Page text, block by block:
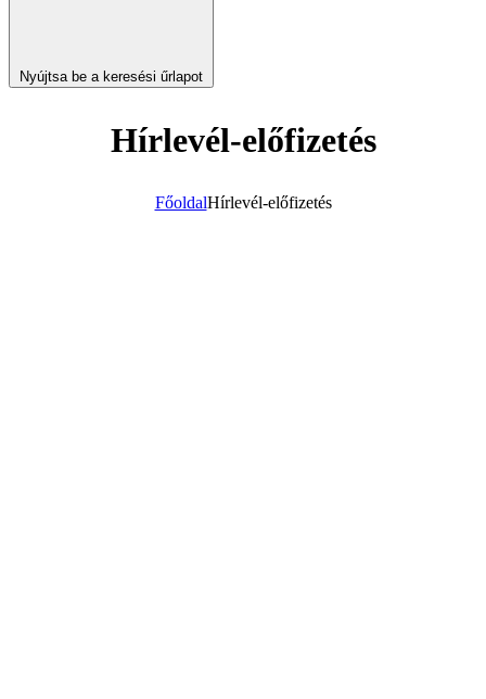
Nyújtsa be a keresési űrlapot
Hírlevél-előfizetés
FőoldalHírlevél-előfizetés